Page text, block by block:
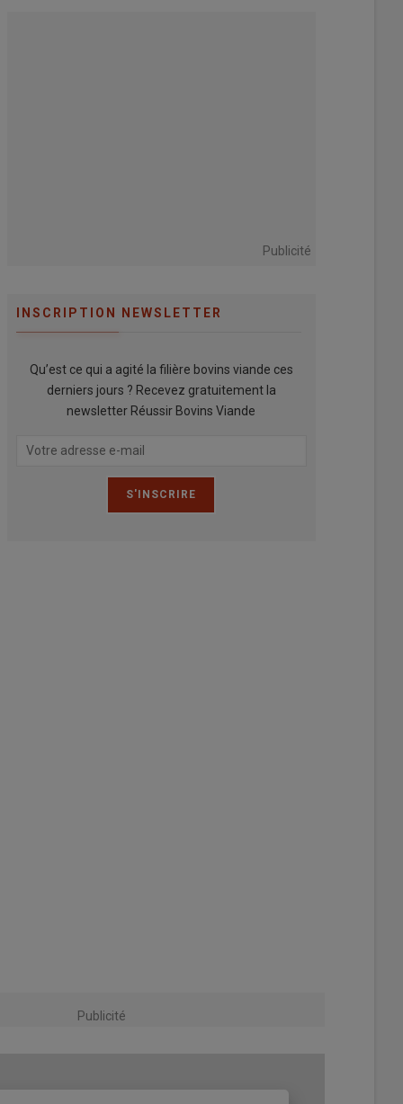
mâles salers purs sont engraissés sous un appentis en aire paillée
Publicité
INSCRIPTION NEWSLETTER
Qu’est ce qui a agité la filière bovins viande ces
derniers jours ? Recevez gratuitement la
newsletter Réussir Bovins Viande
Publicité